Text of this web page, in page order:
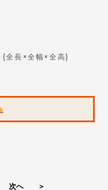
(全長×全幅×全高)
次へ ＞